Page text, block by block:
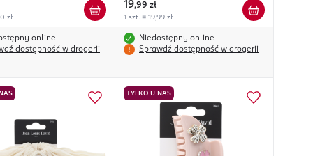
zł
online
dostępność w drogerii
19,99 zł
1 szt. = 19,99 zł
Niedostępny online
Sprawdź dostępność w drogerii
TYLKO U NAS